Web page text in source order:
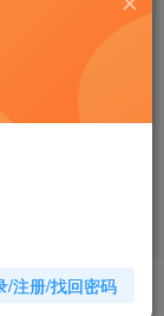
新科技与便捷服
作
关于我们
/注册/找回密码